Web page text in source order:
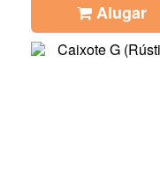
Alugar